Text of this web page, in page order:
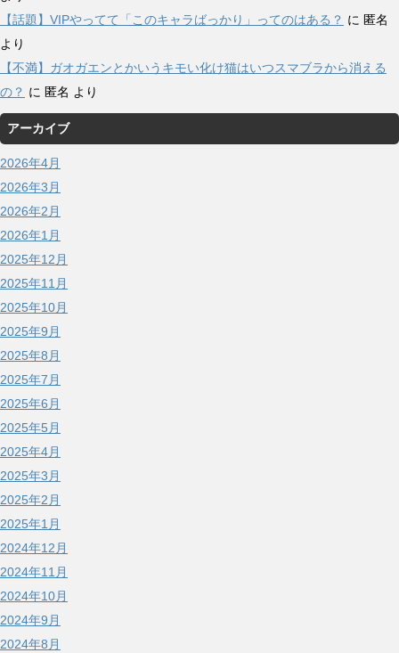
【話題】VIPやってて「このキャラばっかり」ってのはある？ に 匿名
より
【不満】ガオガエンとかいうキモい化け猫はいつスマブラから消える
の？ に 匿名 より
アーカイブ
2026年4月
2026年3月
2026年2月
2026年1月
2025年12月
2025年11月
2025年10月
2025年9月
2025年8月
2025年7月
2025年6月
2025年5月
2025年4月
2025年3月
2025年2月
2025年1月
2024年12月
2024年11月
2024年10月
2024年9月
2024年8月